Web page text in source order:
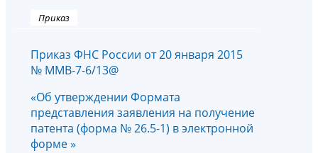
Приказ
Приказ ФНС России от 20 января 2015
№ ММВ-7-6/13@
«Об утверждении Формата
представления заявления на получение
патента (форма № 26.5-1) в электронной
форме »